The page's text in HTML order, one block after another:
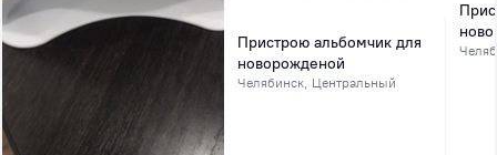
Пристрою альбомчик для
новорожденой
Челябинск, Центральный